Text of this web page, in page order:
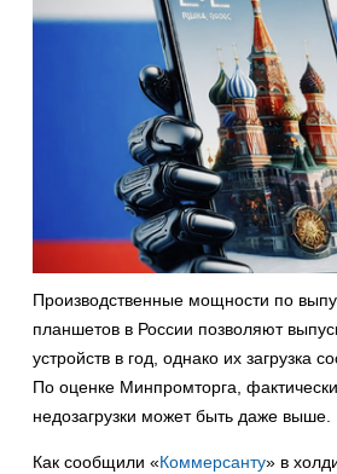
Производственные мощности по
планшетов в России позволяют
устройств в год, однако их загрузка
По оценке Минпромторга,
недозагрузки может быть даже выше.
Как сообщили «Коммерсанту» в